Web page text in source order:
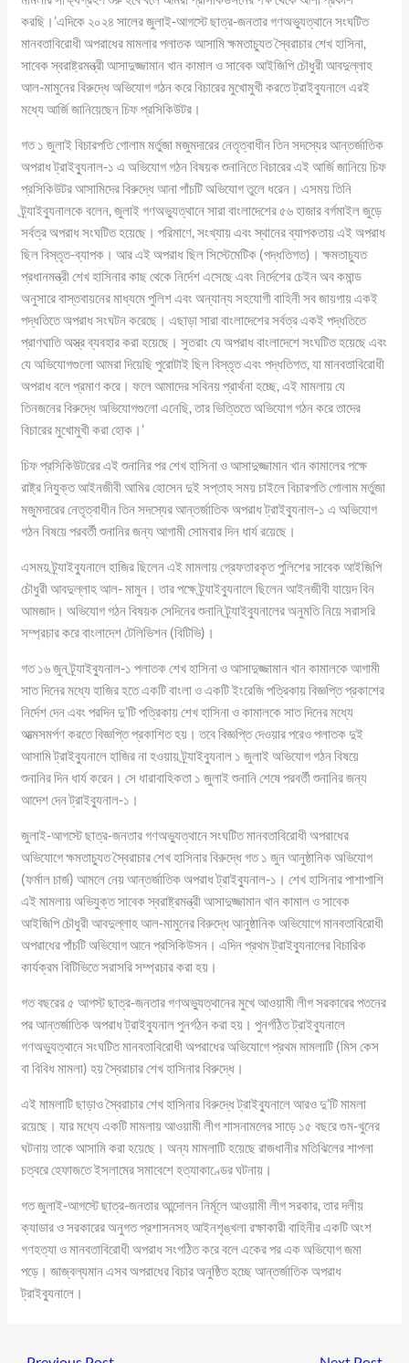
করছি।’এদিকে ২০২৪ সালের জুলাই-আগস্টে ছাত্র-জনতার গণঅভ্যুত্থানে সংঘটিত
মানবতাবিরোধী অপরাধের মামলার পলাতক আসামি ক্ষমতাচ্যুত স্বৈরাচার শেখ হাসিনা,
সাবেক স্বরাষ্ট্রমন্ত্রী আসাদুজ্জামান খান কামাল ও সাবেক আইজিপি চৌধুরী আবদুল্লাহ
আল-মামুনের বিরুদ্ধে অভিযোগ গঠন করে বিচারের মুখোমুখী করতে ট্রাইব্যুনালে এরই
মধ্যে আর্জি জানিয়েছেন চিফ প্রসিকিউটর।
গত ১ জুলাই বিচারপতি গোলাম মর্তুজা মজুমদারের নেতৃত্বাধীন তিন সদস্যের আন্তর্জাতিক
অপরাধ ট্রাইব্যুনাল-১ এ অভিযোগ গঠন বিষয়ক শুনানিতে বিচারের এই আর্জি জানিয়ে চিফ
প্রসিকিউটর আসামিদের বিরুদ্ধে আনা পাঁচটি অভিযোগ তুলে ধরেন। এসময় তিনি
ট্র্যাইব্যুনালকে বলেন, জুলাই গণঅভ্যুত্থানে সারা বাংলাদেশের ৫৬ হাজার বর্গমাইল জুড়ে
সর্বত্র অপরাধ সংঘটিত হয়েছে। পরিমাণে, সংখ্যায় এবং স্থানের ব্যাপকতায় এই অপরাধ
ছিল বিস্তৃত-ব্যাপক। আর এই অপরাধ ছিল সিস্টেমেটিক (পদ্ধতিগত)। ক্ষমতাচ্যুত
প্রধানমন্ত্রী শেখ হাসিনার কাছ থেকে নির্দেশ এসেছে এবং নির্দেশের চেইন অব কমান্ড
অনুসারে বাস্তবায়নের মাধ্যমে পুলিশ এবং অন্যান্য সহযোগী বাহিনী সব জায়গায় একই
পদ্ধতিতে অপরাধ সংঘটন করেছে। এছাড়া সারা বাংলাদেশের সর্বত্র একই পদ্ধতিতে
প্রাণঘাতি অস্ত্র ব্যবহার করা হয়েছে। সুতরাং যে অপরাধ বাংলাদেশে সংঘটিত হয়েছে এবং
যে অভিযোগগুলো আমরা দিয়েছি পুরোটাই ছিল বিস্তৃত এবং পদ্ধতিগত, যা মানবতাবিরোধী
অপরাধ বলে প্রমাণ করে। ফলে আমাদের সবিনয় প্রার্থনা হচ্ছে, এই মামলায় যে
তিনজনের বিরুদ্ধে অভিযোগগুলো এনেছি, তার ভিত্তিতে অভিযোগ গঠন করে তাদের
বিচারের মুখোমুখী করা হোক।’
চিফ প্রসিকিউটরের এই শুনানির পর শেখ হাসিনা ও আসাদুজ্জামান খান কামালের পক্ষে
রাষ্ট্র নিযুক্ত আইনজীবী আমির হোসেন দুই সপ্তাহ সময় চাইলে বিচারপতি গোলাম মর্তুজা
মজুমদারের নেতৃত্বাধীন তিন সদস্যের আন্তর্জাতিক অপরাধ ট্রাইব্যুনাল-১ এ অভিযোগ
গঠন বিষয়ে পরবর্তী শুনানির জন্য আগামী সোমবার দিন ধার্য রয়েছে।
এসময় ট্র্যাইব্যুনালে হাজির ছিলেন এই মামলায় গ্রেফতারকৃত পুলিশের সাবেক আইজিপি
চৌধুরী আবদুল্লাহ আল- মামুন। তার পক্ষে ট্র্যাইব্যুনালে ছিলেন আইনজীবী যায়েদ বিন
আমজাদ। অভিযোগ গঠন বিষয়ক সেদিনের শুনানি ট্র্যাইব্যুনালের অনুমতি নিয়ে সরাসরি
সম্প্রচার করে বাংলাদেশ টেলিভিশন (বিটিভি)।
গত ১৬ জুন ট্র্যাইব্যুনাল-১ পলাতক শেখ হাসিনা ও আসাদুজ্জামান খান কামালকে আগামী
সাত দিনের মধ্যে হাজির হতে একটি বাংলা ও একটি ইংরেজি পত্রিকায় বিজ্ঞপ্তি প্রকাশের
নির্দেশ দেন এবং পরদিন দু’টি পত্রিকায় শেখ হাসিনা ও কামালকে সাত দিনের মধ্যে
আত্মসমর্পণ করতে বিজ্ঞপ্তি প্রকাশিত হয়। তবে বিজ্ঞপ্তি দেওয়ার পরেও পলাতক দুই
আসামি ট্রাইব্যুনালে হাজির না হওয়ায় ট্র্যাইব্যুনাল ১ জুলাই অভিযোগ গঠন বিষয়ে
শুনানির দিন ধার্য করেন। সে ধারাবাহিকতা ১ জুলাই শুনানি শেষে পরবর্তী শুনানির জন্য
আদেশ দেন ট্রাইব্যুনাল-১।
জুলাই-আগস্টে ছাত্র-জনতার গণঅভ্যুত্থানে সংঘটিত মানবতাবিরোধী অপরাধের
অভিযোগে ক্ষমতাচ্যুত স্বৈরাচার শেখ হাসিনার বিরুদ্ধে গত ১ জুন আনুষ্ঠানিক অভিযোগ
(ফর্মাল চার্জ) আমলে নেয় আন্তর্জাতিক অপরাধ ট্রাইব্যুনাল-১। শেখ হাসিনার পাশাপাশি
এই মামলায় অভিযুক্ত সাবেক স্বরাষ্ট্রমন্ত্রী আসাদুজ্জামান খান কামাল ও সাবেক
আইজিপি চৌধুরী আবদুল্লাহ আল-মামুনের বিরুদ্ধে আনুষ্ঠানিক অভিযোগে মানবতাবিরোধী
অপরাধের পাঁচটি অভিযোগ আনে প্রসিকিউসন। এদিন প্রথম ট্রাইব্যুনালের বিচারিক
কার্যক্রম বিটিভিতে সরাসরি সম্প্রচার করা হয়।
গত বছরের ৫ আগস্ট ছাত্র-জনতার গণঅভ্যুত্থানের মুখে আওয়ামী লীগ সরকারের পতনের
পর আন্তর্জাতিক অপরাধ ট্রাইব্যুনাল পুনর্গঠন করা হয়। পুনর্গঠিত ট্রাইব্যুনালে
গণঅভ্যুত্থানে সংঘটিত মানবতাবিরোধী অপরাধের অভিযোগে প্রথম মামলাটি (মিস কেস
বা বিবিধ মামলা) হয় স্বৈরাচার শেখ হাসিনার বিরুদ্ধে।
এই মামলাটি ছাড়াও স্বৈরাচার শেখ হাসিনার বিরুদ্ধে ট্রাইব্যুনালে আরও দু’টি মামলা
রয়েছে। যার মধ্যে একটি মামলায় আওয়ামী লীগ শাসনামলের সাড়ে ১৫ বছরে গুম-খুনের
ঘটনায় তাকে আসামি করা হয়েছে। অন্য মামলাটি হয়েছে রাজধানীর মতিঝিলের শাপলা
চত্বরে হেফাজতে ইসলামের সমাবেশে হত্যাকাণ্ডের ঘটনায়।
গত জুলাই-আগস্টে ছাত্র-জনতার আন্দোলন নির্মূলে আওয়ামী লীগ সরকার, তার দলীয়
ক্যাডার ও সরকারের অনুগত প্রশাসনসহ আইনশৃঙ্খলা রক্ষাকারী বাহিনীর একটি অংশ
গণহত্যা ও মানবতাবিরোধী অপরাধ সংগঠিত করে বলে একের পর এক অভিযোগ জমা
পড়ে। জাজ্বল্যমান এসব অপরাধের বিচার অনুষ্ঠিত হচ্ছে আন্তর্জাতিক অপরাধ
ট্রাইব্যুনালে।